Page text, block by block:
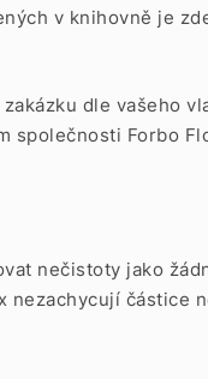
v knihovně je
dle vašeho
společnosti Forbo
nečistoty jako